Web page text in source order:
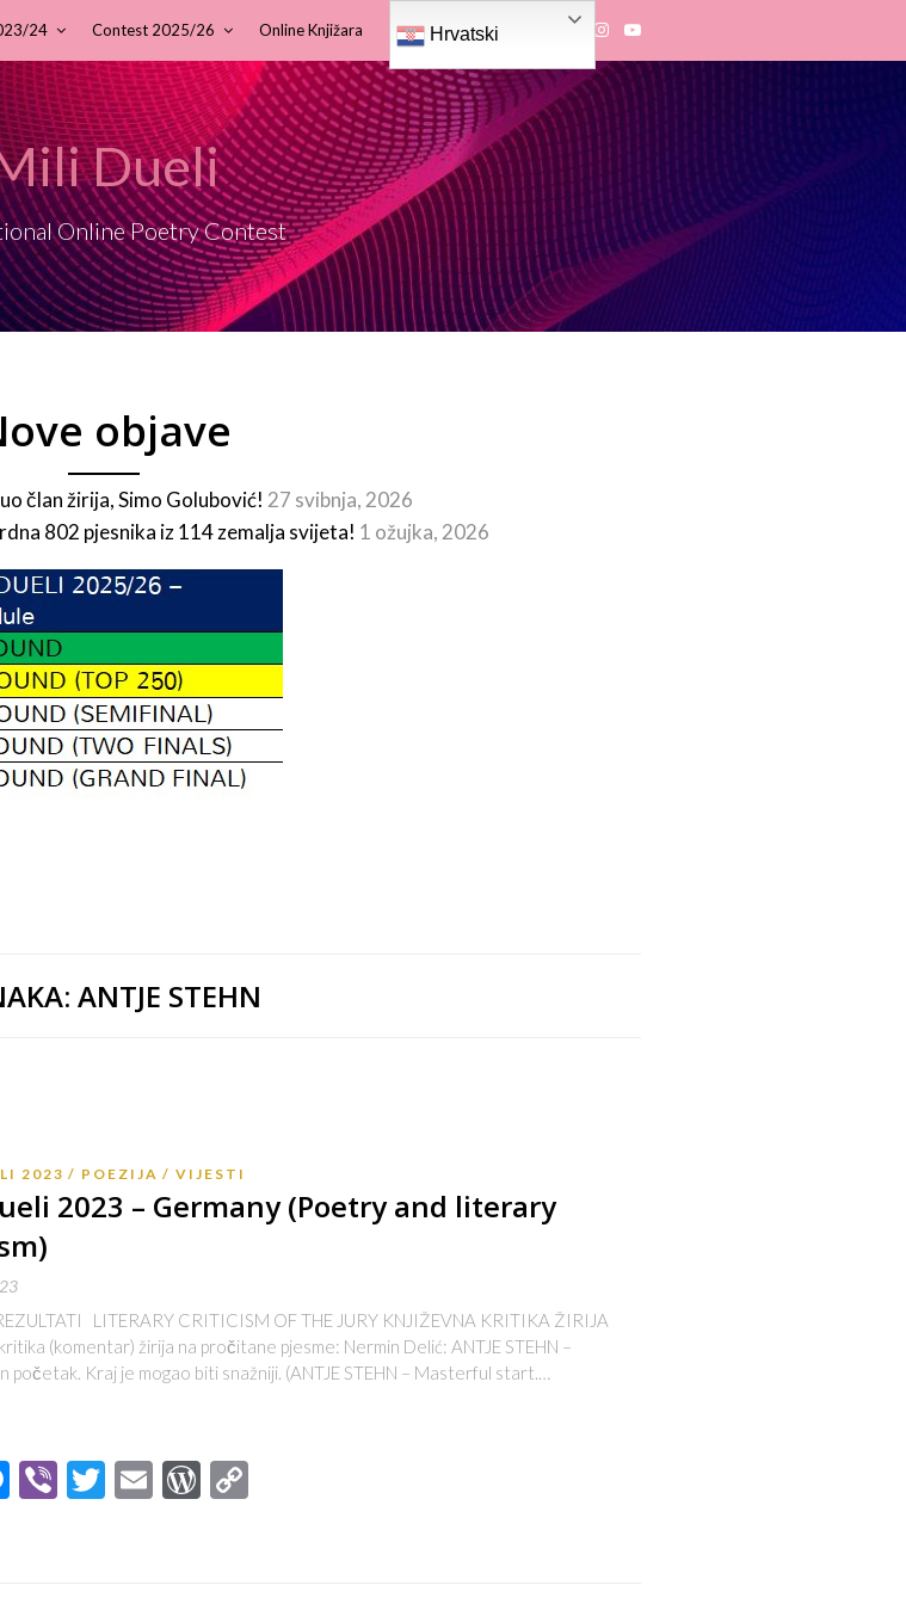
24 Contest 2025/26 Online Knjižara Hrvatski
Dueli
Online Poetry Contest
objave
član žirija, Simo Golubović! 27 svibnja, 2026
802 pjesnika iz 114 zemalja svijeta! 1 ožujka, 2026
ANTJE STEHN
2023 POEZIJA VIJESTI
2023 – Germany (Poetry and literary
LITERARY CRITICISM OF THE JURY KNJIŽEVNA KRITIKA ŽIRIJA
(komentar) žirija na pročitane pjesme: Nermin Delić: ANTJE STEHN –
početak. Kraj je mogao biti snažniji. (ANTJE STEHN – Masterful start.…
Messenger
ViberTwitter
EmailWordPress